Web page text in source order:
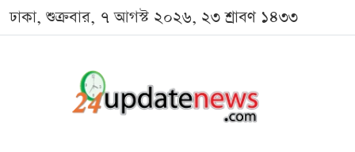
ঢাকা, শুক্রবার, ৭ আগস্ট ২০২৬, ২৩ শ্রাবণ ১৪৩৩